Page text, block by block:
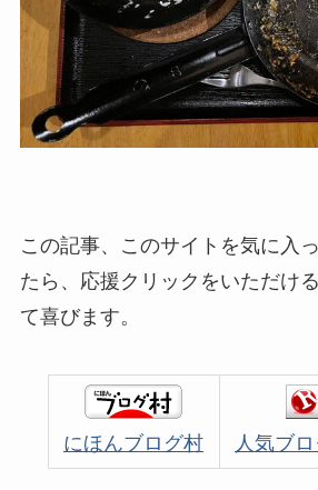
この記事、このサイトを気に入
たら、応援クリックをいただけ
て喜びます。
にほんブログ村 人気ブ